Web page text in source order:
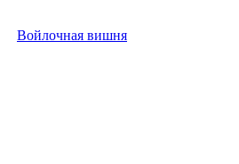
Войлочная вишня